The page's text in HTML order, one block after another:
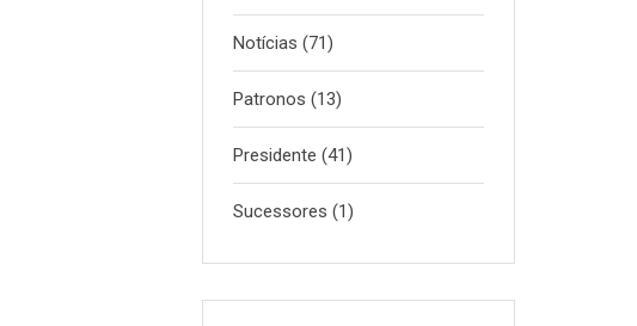
Notícias (71)
Patronos (13)
Presidente (41)
Sucessores (1)